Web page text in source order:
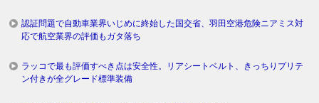
認証問題で自動車業界いじめに終始した国交省、羽田空港危険ニアミス対
応で航空業界の評価もガタ落ち
ラッコで最も評価すべき点は安全性。リアシートベルト、きっちりプリテ
ン付きが全グレード標準装備